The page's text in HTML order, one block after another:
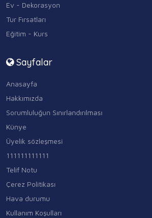
Ev - Dekorasyon
Tur Fırsatları
Eğitim - Kurs
Sayfalar
Anasayfa
Hakkımızda
Sorumluluğun Sınırlandırılması
Künye
Üyelik sözleşmesi
111111111111
Telif Notu
Çerez Politikası
Hava durumu
Kullanım Koşulları